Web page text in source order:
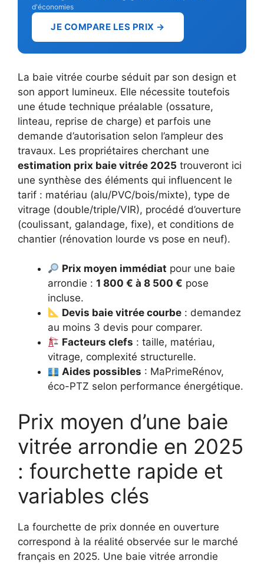
d'économies
JE COMPARE LES PRIX →
La baie vitrée courbe séduit par son design et
son apport lumineux. Elle nécessite toutefois
une étude technique préalable (ossature,
linteau, reprise de charge) et parfois une
demande d’autorisation selon l’ampleur des
travaux. Les propriétaires cherchant une
estimation prix baie vitrée 2025 trouveront ici
une synthèse des éléments qui influencent le
tarif : matériau (alu/PVC/bois/mixte), type de
vitrage (double/triple/VIR), procédé d’ouverture
(coulissant, galandage, fixe), et conditions de
chantier (rénovation lourde vs pose en neuf).
Prix moyen immédiat pour une baie
arrondie : 1 800 € à 8 500 € pose
incluse.
Devis baie vitrée courbe : demandez
au moins 3 devis pour comparer.
Facteurs clefs : taille, matériau,
vitrage, complexité structurelle.
Aides possibles : MaPrimeRénov,
éco-PTZ selon performance énergétique.
Prix moyen d’une baie
vitrée arrondie en 2025
: fourchette rapide et
variables clés
La fourchette de prix donnée en ouverture
correspond à la réalité observée sur le marché
français en 2025. Une baie vitrée arrondie